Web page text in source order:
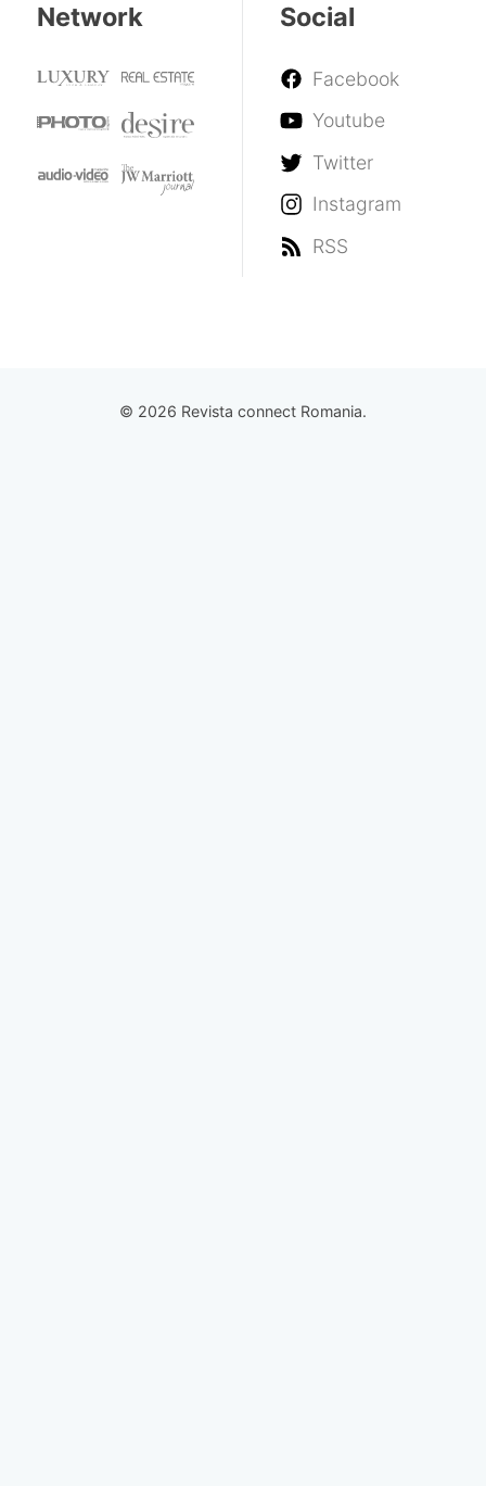
Network Social
Facebook
Youtube
Twitter
Instagram
RSS
© 2026 Revista connect Romania.